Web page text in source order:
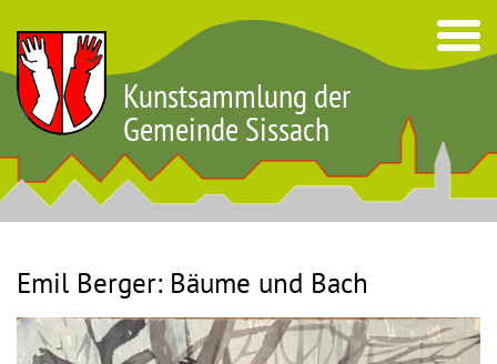
Kunstsammlung der
Gemeinde Sissach
Emil Berger: Bäume und Bach